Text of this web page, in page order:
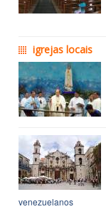
igrejas locais
venezuelanos